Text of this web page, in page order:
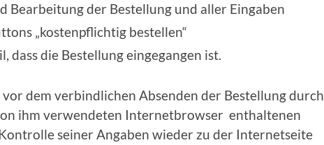
Bearbeitung der Bestellung und aller Eingaben
„kostenpflichtig bestellen“
dass die Bestellung eingegangen ist.
dem verbindlichen Absenden der Bestellung durch
ihm verwendeten Internetbrowser enthaltenen
Kontrolle seiner Angaben wieder zu der Internetseite